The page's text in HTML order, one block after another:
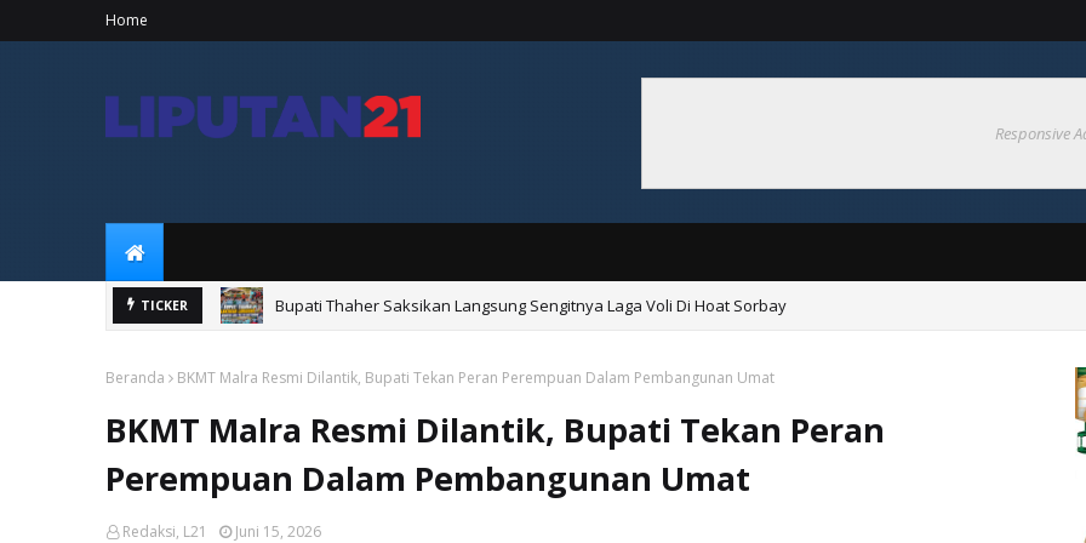
Home
Responsive
TICKER
Bupati Thaher Saksikan Langsung Sengitnya Laga Voli Di Hoat Sorbay
Bupati Thaher Saksikan Bupati Cup Di Debut, Borong UMKM Warga
Beranda BKMT Malra Resmi Dilantik, Bupati Tekan Peran Perempuan Dalam Pembangunan Umat
BKMT Malra Resmi Dilantik, Bupati Tekan Peran
Perempuan Dalam Pembangunan Umat
Redaksi, L21 Juni 15, 2026